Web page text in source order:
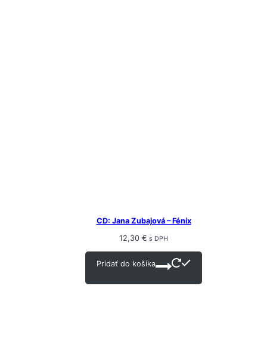
CD: Jana Zubajová – Fénix
12,30 € s DPH
Pridať do košíka